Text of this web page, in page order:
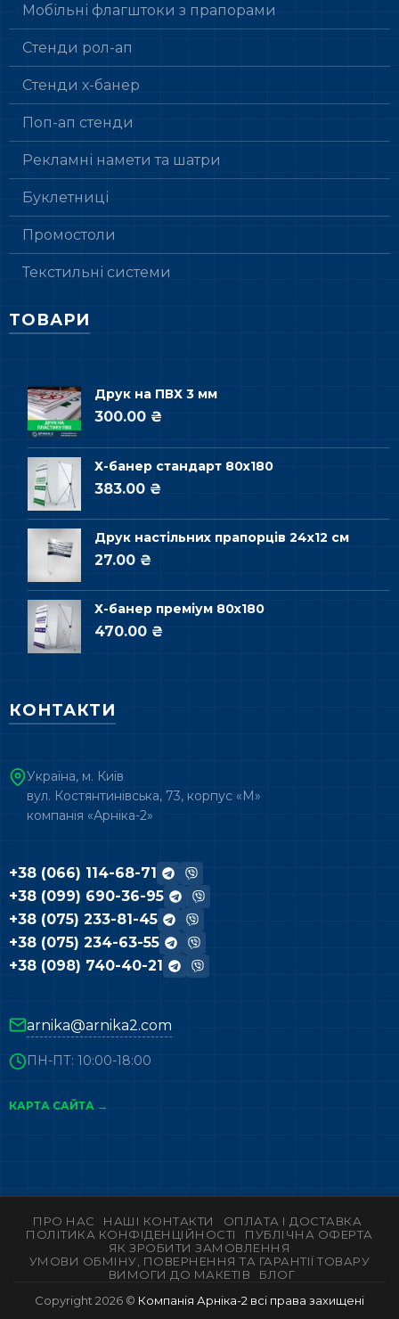
Мобільні флагштоки з прапорами
Стенди рол-ап
Стенди х-банер
Поп-ап стенди
Рекламні намети та шатри
Буклетниці
Промостоли
Текстильні системи
ТОВАРИ
Друк на ПВХ 3 мм
300.00 ₴
Х-банер стандарт 80х180
383.00 ₴
Друк настільних прапорців 24х12 см
27.00 ₴
Х-банер преміум 80х180
470.00 ₴
КОНТАКТИ
Україна, м. Київ
вул. Костянтинівська, 73, корпус «М»
компанія «Арніка-2»
+38 (066) 114-68-71
+38 (099) 690-36-95
+38 (075) 233-81-45
+38 (075) 234-63-55
+38 (098) 740-40-21
arnika@arnika2.com
ПН-ПТ: 10:00-18:00
КАРТА САЙТА →
ПРО НАС НАШІ КОНТАКТИ
ОПЛАТА І ДОСТАВКА
ПОЛІТИКА КОНФІДЕНЦІЙНОСТІ
ПУБЛІЧНА ОФЕРТА
ЯК ЗРОБИТИ ЗАМОВЛЕННЯ
УМОВИ ОБМІНУ, ПОВЕРНЕННЯ ТА ГАРАНТІЇ ТОВАРУ
ВИМОГИ ДО МАКЕТІВ
БЛОГ
Copyright 2026 © Компанія Арніка-2 всі права захищені